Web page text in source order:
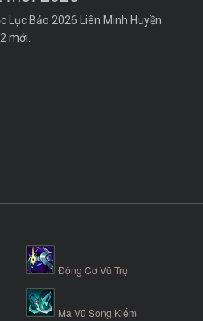
Lục Bảo 2026 Liên Minh Huyền
mới.
Động Cơ Vũ Trụ
Ma Vũ Song Kiếm